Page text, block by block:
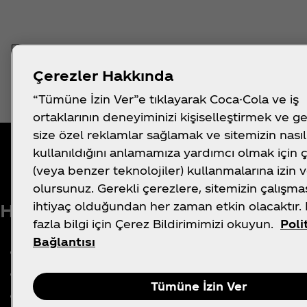
Hakkımızda
Şirketimiz
Medya Merkezi
Tarihçe
Yardım mı
Site Haritası
İletişim
Çerezler Hakkında
“Tümüne İzin Ver”e tıklayarak Coca-Cola ve iş
ortaklarının deneyiminizi kişiselleştirmek ve
size özel reklamlar sağlamak ve sitemizin nasıl
kullanıldığını anlamamıza yardımcı olmak için
(veya benzer teknolojiler) kullanmalarına izin
olursunuz. Gerekli çerezlere, sitemizin
ihtiyaç olduğundan her zaman etkin olacaktır.
fazla bilgi için Çerez Bildirimimizi okuyun.
Bağlantısı
Tümüne İzin Ver